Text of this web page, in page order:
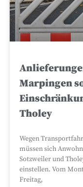
Marpingen
Tholey
Wegen
müssen sich
Sotzweiler und
einstellen. Vom
Freitag,